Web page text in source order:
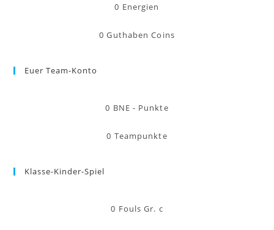
0 Energien
0 Guthaben Coins
Euer Team-Konto
0 BNE - Punkte
0 Teampunkte
Klasse-Kinder-Spiel
0 Fouls Gr. c